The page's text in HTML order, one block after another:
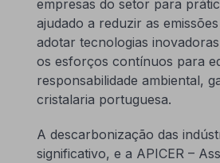
empresas do setor para
ajudado a reduzir as
adotar tecnologias
os esforços contínuos para
responsabilidade ambiental,
cristalaria portuguesa.
A descarbonização das
significativo, e a APICER –